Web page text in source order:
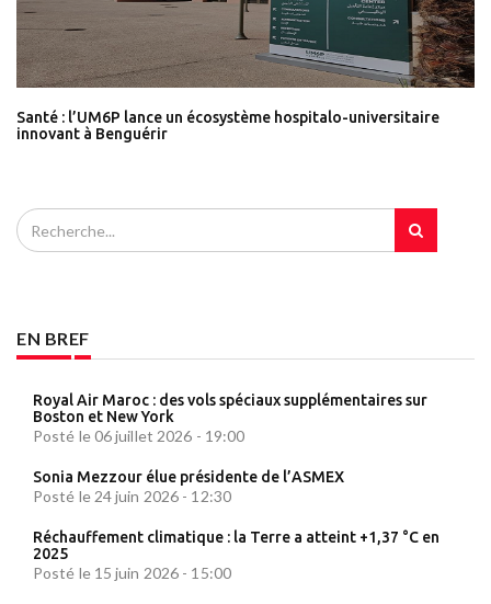
Santé : l’UM6P lance un écosystème hospitalo-universitaire
innovant à Benguérir
EN BREF
Royal Air Maroc : des vols spéciaux supplémentaires sur
Boston et New York
Posté le 06 juillet 2026 - 19:00
Sonia Mezzour élue présidente de l’ASMEX
Posté le 24 juin 2026 - 12:30
Réchauffement climatique : la Terre a atteint +1,37 °C en
2025
Posté le 15 juin 2026 - 15:00